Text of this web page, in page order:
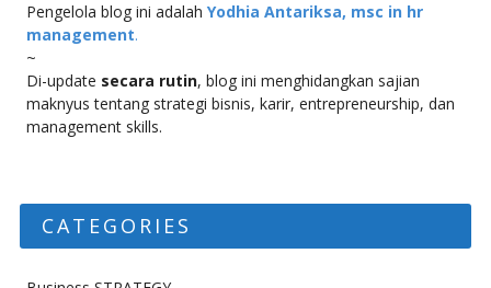
Pengelola blog ini adalah Yodhia Antariksa, msc in hr
management.
~
Di-update secara rutin, blog ini menghidangkan sajian
maknyus tentang strategi bisnis, karir, entrepreneurship, dan
management skills.
CATEGORIES